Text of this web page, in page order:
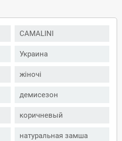
CAMALINI
Украина
жіночі
демисезон
коричневый
натуральная замша